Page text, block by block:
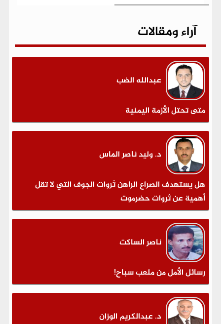
آراء ومقالات
عبدالله الضب
متى تحتل الأزمة اليمنية
د. وليد ناصر الماس
هل يستهدف الصراع الراهن ثروات الجوف التي لا تقل
أهمية عن ثروات حضرموت
ناصر الساكت
رسائل الأمل من ملعب سباح!
د. عبدالكريم الوزان